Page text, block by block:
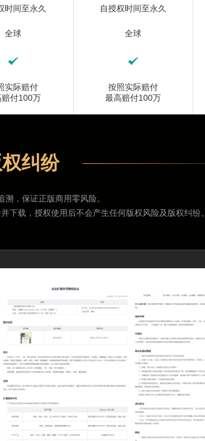
时间至永久
全球
实际赔付
赔付100万
自授权时间至永久
全球
按照实际赔付
最高赔付100万
纠纷
，保证正版商用零风险。
下载，授权使用后不会产生任何版权风险及版权纠纷。